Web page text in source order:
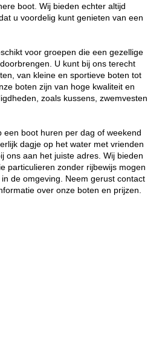
boot. Wij bieden echter altijd
u voordelig kunt genieten van een
voor groepen die een gezellige
U kunt bij ons terecht
van kleine en sportieve boten tot
boten zijn van hoge kwaliteit en
zoals kussens, zwemvesten
een boot huren per dag of weekend
dagje op het water met vrienden
ons aan het juiste adres. Wij bieden
particulieren zonder rijbewijs mogen
de omgeving. Neem gerust contact
over onze boten en prijzen.